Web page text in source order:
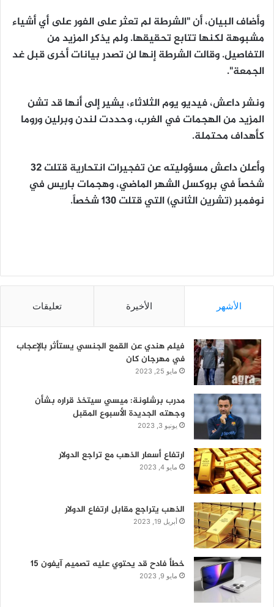
وأضاف البيان، أن "الشرطة لم تعثر على الفور على أي أشياء
مشبوهة لكنها تتابع تحقيقها. ولم يذكر المزيد من
التفاصيل. وقالت الشرطة إنها لن تصدر بيانات أخرى قبل غد
الجمعة".
ونشر داعش، فيديو يوم الثلاثاء، يشير إلى أنها قد تشن
المزيد من الهجمات في الغرب، وحددت لندن وبرلين وروما
كأهداف محتملة.
وأعلن داعش مسؤوليته عن تفجيرات انتحارية قتلت 32
شخصاً في بروكسل الشهر الماضي، وهجمات باريس في
نوفمبر (تشرين الثاني) التي قتلت 130 شخصاً.
الأشهر الأخيرة تعليقات
فيلم هندي عن القمع الجنسي يستأثر بالإعجاب
في مهرجان كان
مايو 25, 2023
مدرب برشلونة: ميسي سيتخذ قراره بشأن
وجهته الجديدة الأسبوع المقبل
يونيو 3, 2023
ارتفاع أسعار الذهب مع تراجع الدولار
مايو 4, 2023
الذهب يتراجع مقابل ارتفاع الدولار
أبريل 19, 2023
خطأ فادح قد يحتوي عليه تصميم آيفون 15
مايو 9, 2023